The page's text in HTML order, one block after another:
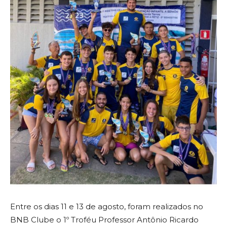
Entre os dias 11 e 13 de agosto, foram realizados no
BNB Clube o 1º Troféu Professor Antônio Ricardo